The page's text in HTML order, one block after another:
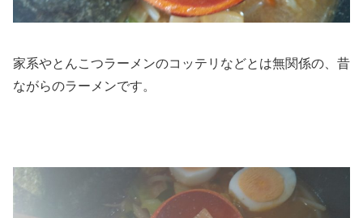
家系やとんこつラーメンのコッテリなどとは無関係の、昔
ながらのラーメンです。